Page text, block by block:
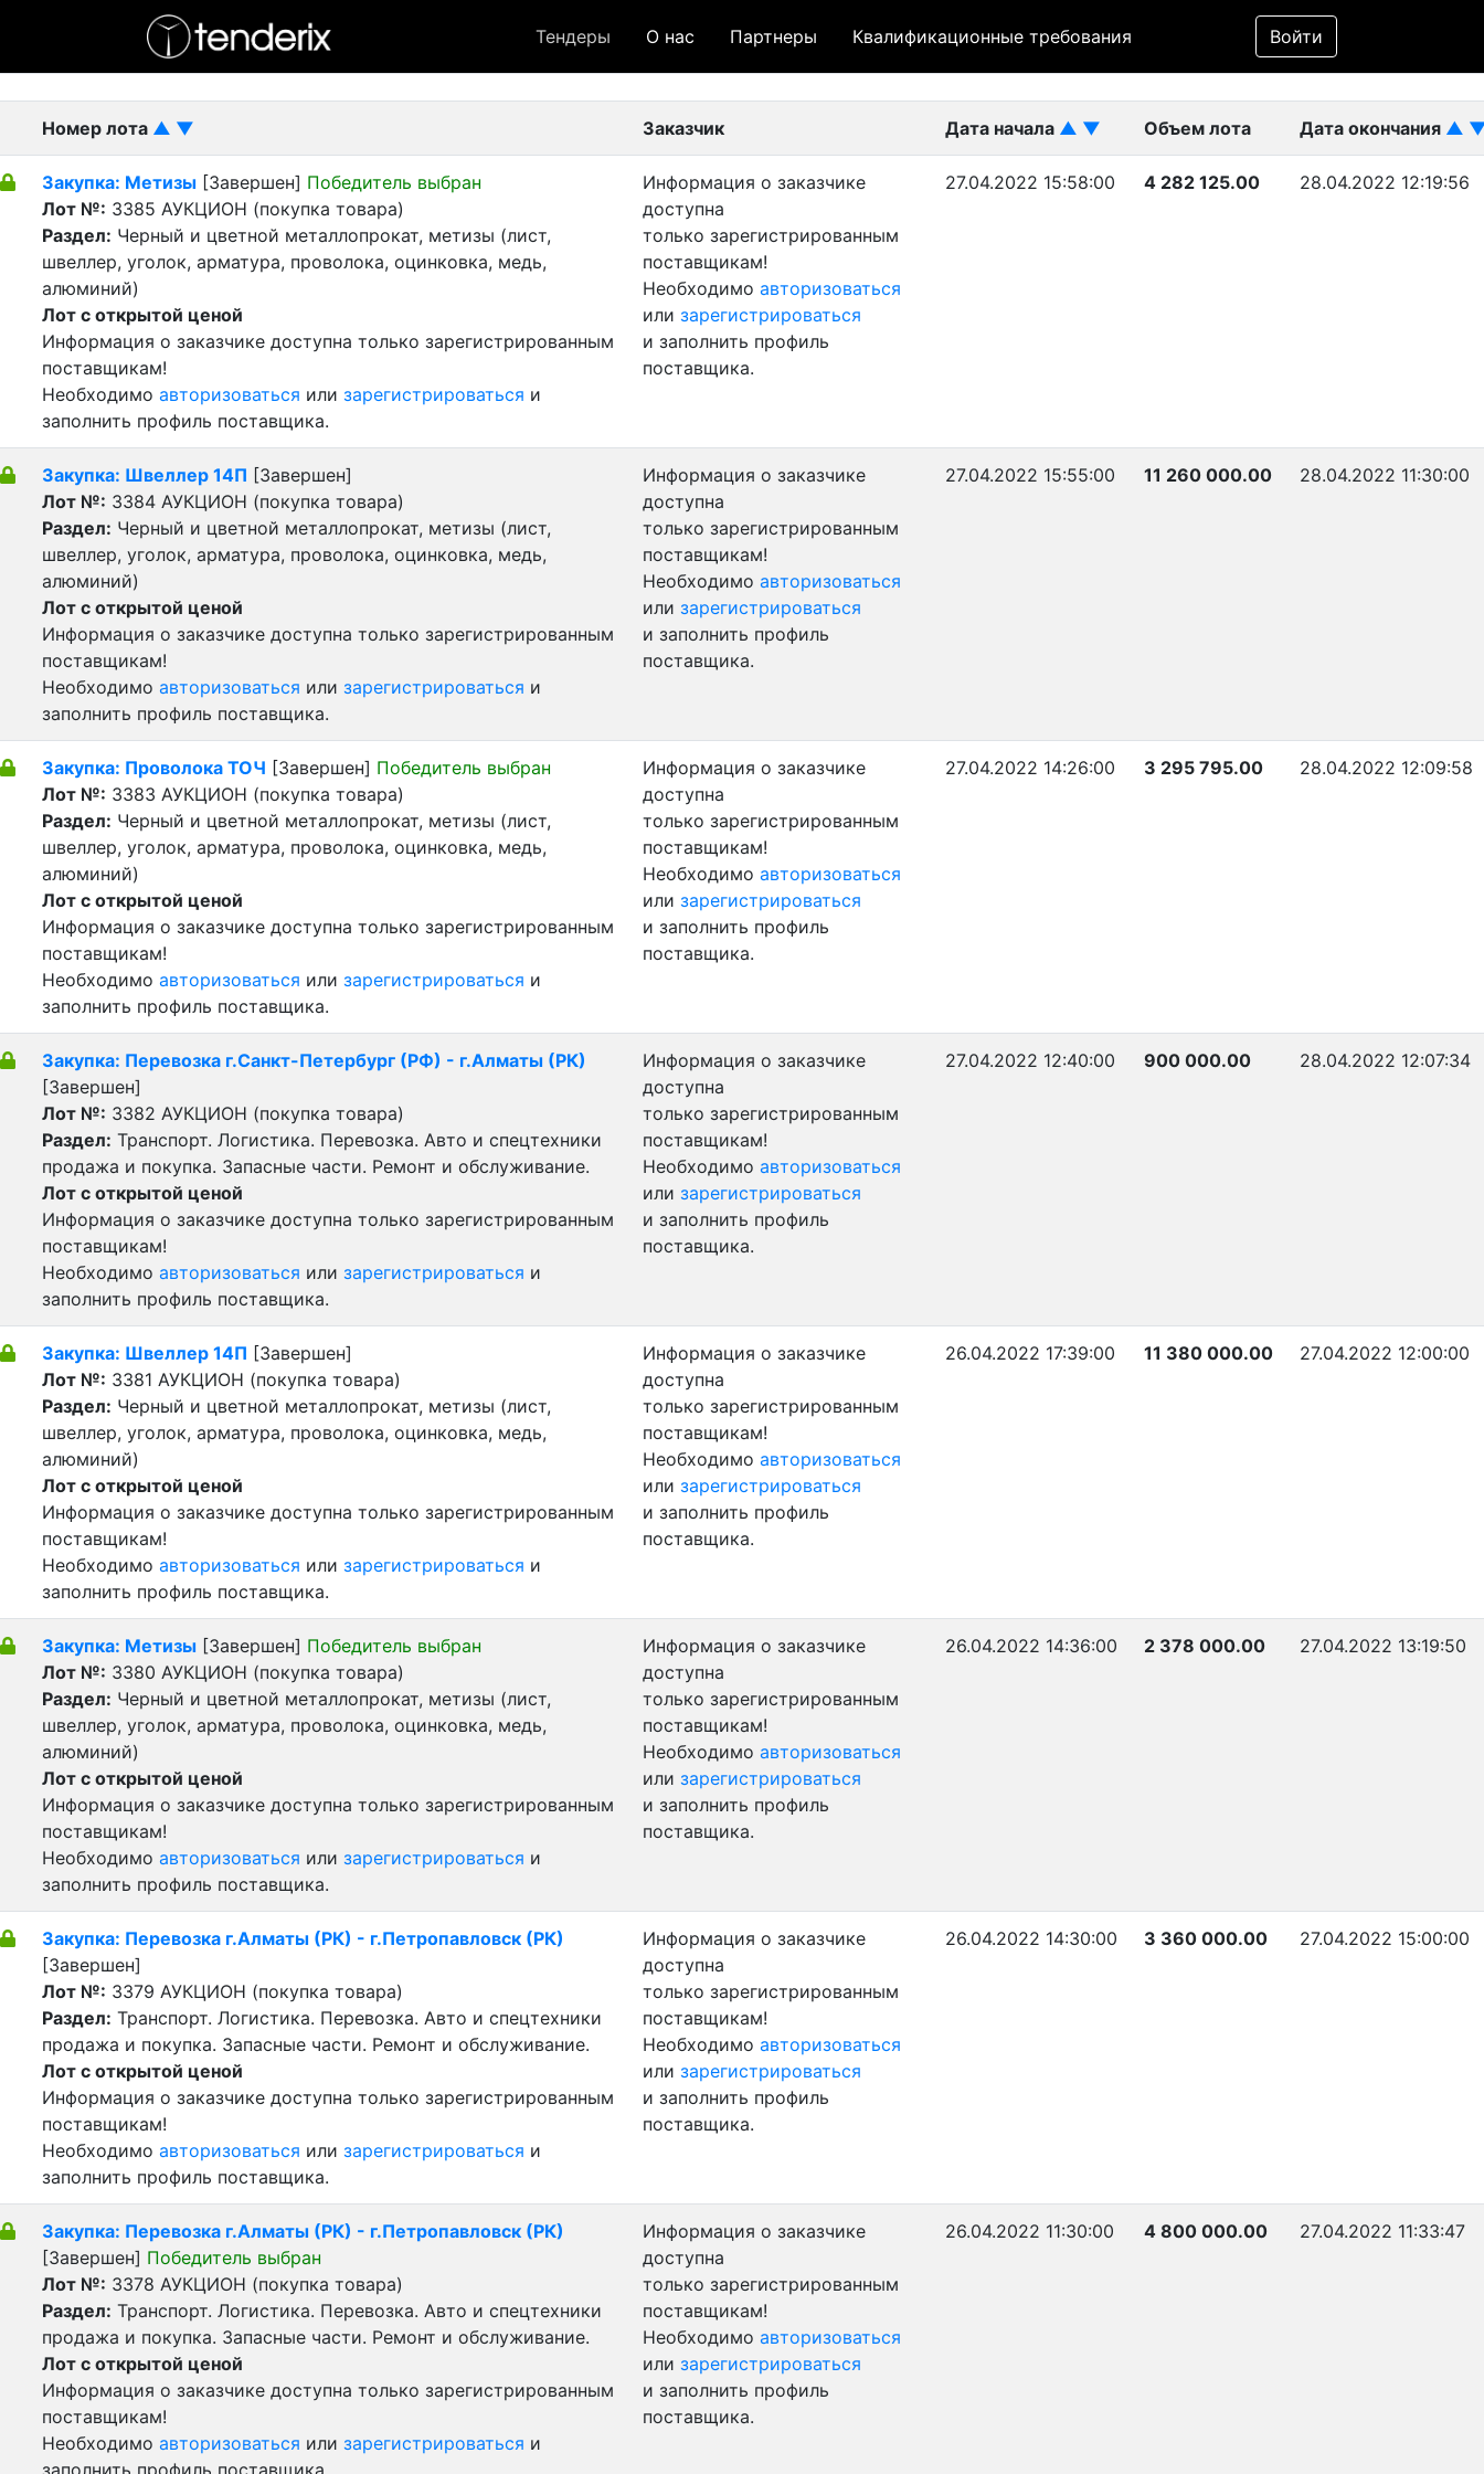
Тендеры О нас Партнеры Квалификационные требования Войти
Фильтр
- Завершенный лот
Номер лота ▲ ▼ Заказчик Дата начала ▲ ▼ Объем лота Дата окончания ▲
Закупка: Метизы [Завершен] Победитель выбран
Лот №: 3385 АУКЦИОН (покупка товара)
Раздел: Черный и цветной металлопрокат, метизы (лист,
швеллер, уголок, арматура, проволока, оцинковка, медь,
алюминий)
Лот с открытой ценой
Информация о заказчике доступна только зарегистрированным
поставщикам!
Необходимо авторизоваться или зарегистрироваться и
заполнить профиль поставщика.
Информация о заказчике
доступна
только зарегистрированным
поставщикам!
Необходимо авторизоваться
или зарегистрироваться
и заполнить профиль
поставщика.
27.04.2022 15:58:00 4 282 125.00 28.04.2022 12:19:56
Закупка: Швеллер 14П [Завершен]
Лот №: 3384 АУКЦИОН (покупка товара)
Раздел: Черный и цветной металлопрокат, метизы (лист,
швеллер, уголок, арматура, проволока, оцинковка, медь,
алюминий)
Лот с открытой ценой
Информация о заказчике доступна только зарегистрированным
поставщикам!
Необходимо авторизоваться или зарегистрироваться и
заполнить профиль поставщика.
Информация о заказчике
доступна
только зарегистрированным
поставщикам!
Необходимо авторизоваться
или зарегистрироваться
и заполнить профиль
поставщика.
27.04.2022 15:55:00 11 260 000.00 28.04.2022 11:30:00
Закупка: Проволока ТОЧ [Завершен] Победитель выбран
Лот №: 3383 АУКЦИОН (покупка товара)
Раздел: Черный и цветной металлопрокат, метизы (лист,
швеллер, уголок, арматура, проволока, оцинковка, медь,
алюминий)
Лот с открытой ценой
Информация о заказчике доступна только зарегистрированным
поставщикам!
Необходимо авторизоваться или зарегистрироваться и
заполнить профиль поставщика.
Информация о заказчике
доступна
только зарегистрированным
поставщикам!
Необходимо авторизоваться
или зарегистрироваться
и заполнить профиль
поставщика.
27.04.2022 14:26:00 3 295 795.00 28.04.2022 12:09:58
Закупка: Перевозка г.Санкт-Петербург (РФ) - г.Алматы (РК)
[Завершен]
Лот №: 3382 АУКЦИОН (покупка товара)
Раздел: Транспорт. Логистика. Перевозка. Авто и спецтехники
продажа и покупка. Запасные части. Ремонт и обслуживание.
Лот с открытой ценой
Информация о заказчике доступна только зарегистрированным
поставщикам!
Необходимо авторизоваться или зарегистрироваться и
заполнить профиль поставщика.
Информация о заказчике
доступна
только зарегистрированным
поставщикам!
Необходимо авторизоваться
или зарегистрироваться
и заполнить профиль
поставщика.
27.04.2022 12:40:00 900 000.00 28.04.2022 12:07:34
Закупка: Швеллер 14П [Завершен]
Лот №: 3381 АУКЦИОН (покупка товара)
Раздел: Черный и цветной металлопрокат, метизы (лист,
швеллер, уголок, арматура, проволока, оцинковка, медь,
алюминий)
Лот с открытой ценой
Информация о заказчике доступна только зарегистрированным
поставщикам!
Необходимо авторизоваться или зарегистрироваться и
заполнить профиль поставщика.
Информация о заказчике
доступна
только зарегистрированным
поставщикам!
Необходимо авторизоваться
или зарегистрироваться
и заполнить профиль
поставщика.
26.04.2022 17:39:00 11 380 000.00 27.04.2022 12:00:00
Закупка: Метизы [Завершен] Победитель выбран
Лот №: 3380 АУКЦИОН (покупка товара)
Раздел: Черный и цветной металлопрокат, метизы (лист,
швеллер, уголок, арматура, проволока, оцинковка, медь,
алюминий)
Лот с открытой ценой
Информация о заказчике доступна только зарегистрированным
поставщикам!
Необходимо авторизоваться или зарегистрироваться и
заполнить профиль поставщика.
Информация о заказчике
доступна
только зарегистрированным
поставщикам!
Необходимо авторизоваться
или зарегистрироваться
и заполнить профиль
поставщика.
26.04.2022 14:36:00 2 378 000.00 27.04.2022 13:19:50
Закупка: Перевозка г.Алматы (РК) - г.Петропавловск (РК)
[Завершен]
Лот №: 3379 АУКЦИОН (покупка товара)
Раздел: Транспорт. Логистика. Перевозка. Авто и спецтехники
продажа и покупка. Запасные части. Ремонт и обслуживание.
Лот с открытой ценой
Информация о заказчике доступна только зарегистрированным
поставщикам!
Необходимо авторизоваться или зарегистрироваться и
заполнить профиль поставщика.
Информация о заказчике
доступна
только зарегистрированным
поставщикам!
Необходимо авторизоваться
или зарегистрироваться
и заполнить профиль
поставщика.
26.04.2022 14:30:00 3 360 000.00 27.04.2022 15:00:00
Закупка: Перевозка г.Алматы (РК) - г.Петропавловск (РК)
[Завершен] Победитель выбран
Лот №: 3378 АУКЦИОН (покупка товара)
Раздел: Транспорт. Логистика. Перевозка. Авто и спецтехники
продажа и покупка. Запасные части. Ремонт и обслуживание.
Лот с открытой ценой
Информация о заказчике доступна только зарегистрированным
поставщикам!
Необходимо авторизоваться или зарегистрироваться и
заполнить профиль поставщика.
Информация о заказчике
доступна
только зарегистрированным
поставщикам!
Необходимо авторизоваться
или зарегистрироваться
и заполнить профиль
поставщика.
26.04.2022 11:30:00 4 800 000.00 27.04.2022 11:33:47